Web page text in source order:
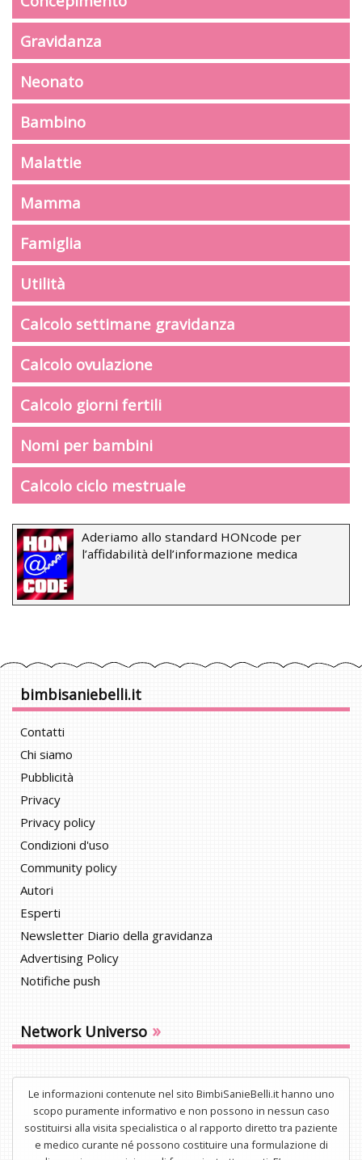
Gravidanza
Neonato
Bambino
Malattie
Mamma
Famiglia
Utilità
Calcolo settimane gravidanza
Calcolo ovulazione
Calcolo giorni fertili
Nomi per bambini
Calcolo ciclo mestruale
Aderiamo allo standard HONcode per
l’affidabilità dell’informazione medica
bimbisaniebelli.it
Contatti
Chi siamo
Pubblicità
Privacy
Privacy policy
Condizioni d'uso
Community policy
Autori
Esperti
Newsletter Diario della gravidanza
Advertising Policy
Notifiche push
Network Universo »
Le informazioni contenute nel sito BimbiSanieBelli.it hanno uno
scopo puramente informativo e non possono in nessun caso
sostituirsi alla visita specialistica o al rapporto diretto tra paziente
e medico curante né possono costituire una formulazione di